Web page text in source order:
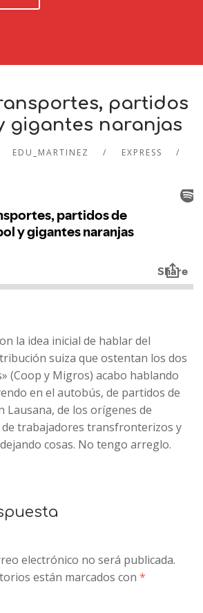
partidos
gigantes naranjas
EDU_MARTINEZ
EXPRESS
la idea inicial de hablar del
suiza que ostentan los dos
(Coop y Migros) acabo hablando
en el autobús, de partidos de
Lausana, de los orígenes de
trabajadores transfronterizos y
cosas. No tengo arreglo.
electrónico no será publicada.
están marcados con*